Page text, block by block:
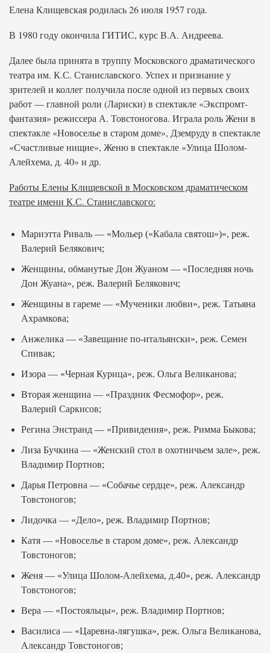
Елена Клищевская родилась 26 июля 1957 года.
В 1980 году окончила ГИТИС, курс В.А. Андреева.
Далее была принята в труппу Московского драматического
театра им. К.С. Станиславского. Успех и признание у
зрителей и коллег получила после одной из первых своих
работ — главной роли (Лариски) в спектакле «Экспромт-
фантазия» режиссера А. Товстоногова. Играла роль Жени в
спектакле «Новоселье в старом доме», Дземруду в спектакле
«Счастливые нищие», Женю в спектакле «Улица Шолом-
Алейхема, д. 40» и др.
Работы Елены Клищевской в Московском драматическом
театре имени К.С. Станиславского:
Мариэтта Риваль — «Мольер («Кабала святош»)», реж.
Валерий Белякович;
Женщины, обманутые Дон Жуаном — «Последняя ночь
Дон Жуана», реж. Валерий Белякович;
Женщины в гареме — «Мученики любви», реж. Татьяна
Ахрамкова;
Анжелика — «Завещание по-итальянски», реж. Семен
Спивак;
Изора — «Черная Курица», реж. Ольга Великанова;
Вторая женщина — «Праздник Фесмофор», реж.
Валерий Саркисов;
Регина Энстранд — «Привидения», реж. Римма Быкова;
Лиза Бучкина — «Женский стол в охотничьем зале», реж.
Владимир Портнов;
Дарья Петровна — «Собачье сердце», реж. Александр
Товстоногов;
Лидочка — «Дело», реж. Владимир Портнов;
Катя — «Новоселье в старом доме», реж. Александр
Товстоногов;
Женя — «Улица Шолом-Алейхема, д.40», реж. Александр
Товстоногов;
Вера — «Постояльцы», реж. Владимир Портнов;
Василиса — «Царевна-лягушка», реж. Ольга Великанова,
Александр Товстоногов;